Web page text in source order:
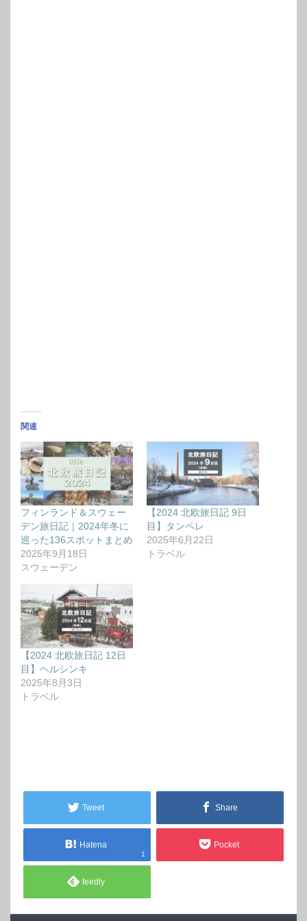
関連
フィンランド＆スウェー
デン旅日記｜2024年冬に
巡った136スポットまとめ
2025年9月18日
スウェーデン
【2024 北欧旅日記 9日
目】タンペレ
2025年6月22日
トラベル
【2024 北欧旅日記 12日
目】ヘルシンキ
2025年8月3日
トラベル
Tweet Share
Hatena
1
Pocket
feedly